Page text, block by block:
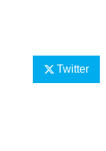
Twitter